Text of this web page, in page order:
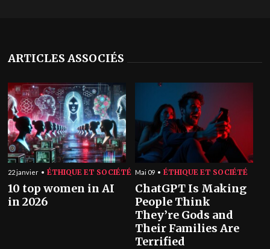
ARTICLES ASSOCIÉS
22 janvier ÉTHIQUE ET SOCIÉTÉ
10 top women in AI
in 2026
Mai 09 ÉTHIQUE ET SOCIÉTÉ
ChatGPT Is Making
People Think
They’re Gods and
Their Families Are
Terrified